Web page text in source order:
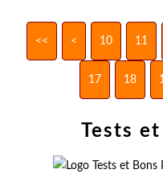
<< < 10 11
17 18
Tests